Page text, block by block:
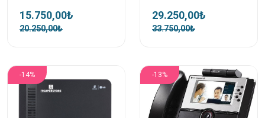
15.750,00₺
20.250,00₺
29.250,00₺
33.750,00₺
-14% -13%